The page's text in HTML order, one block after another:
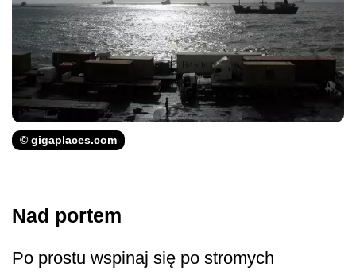
© gigaplaces.com
Nad portem
Po prostu wspinaj się po stromych